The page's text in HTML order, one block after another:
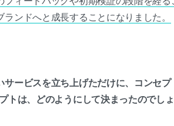
ンドへと成長することになりました。
ービスを立ち上げただけに、コンセプ
トは、どのようにして決まったのでし